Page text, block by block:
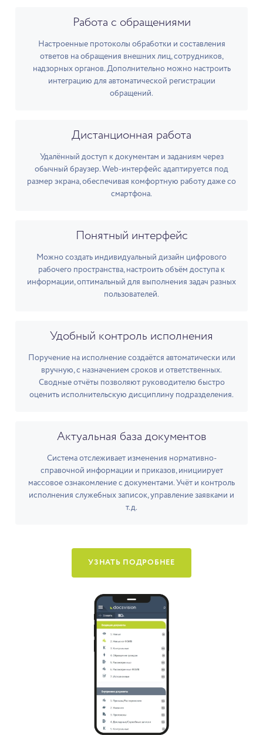
Работа с обращениями
Настроенные протоколы обработки и составления
ответов на обращения внешних лиц, сотрудников,
надзорных органов. Дополнительно можно настроить
интеграцию для автоматической регистрации
обращений.
Дистанционная работа
Удалённый доступ к документам и заданиям через
обычный браузер. Web-интерфейс адаптируется под
размер экрана, обеспечивая комфортную работу даже со
смартфона.
Понятный интерфейс
Можно создать индивидуальный дизайн цифрового
рабочего пространства, настроить объём доступа к
информации, оптимальный для выполнения задач разных
пользователей.
Удобный контроль исполнения
Поручение на исполнение создаётся автоматически или
вручную, с назначением сроков и ответственных.
Сводные отчёты позволяют руководителю быстро
оценить исполнительскую дисциплину подразделения.
Актуальная база документов
Система отслеживает изменения нормативно-
справочной информации и приказов, инициирует
массовое ознакомление с документами. Учёт и контроль
исполнения служебных записок, управление заявками и
т.д.
УЗНАТЬ ПОДРОБНЕЕ